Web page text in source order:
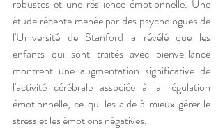
robustes et une résilience émotionnelle. Une
étude récente menée par des psychologues de
l'Université de Stanford a révélé que les
enfants qui sont traités avec bienveillance
montrent une augmentation significative de
l'activité cérébrale associée à la régulation
émotionnelle, ce qui les aide à mieux gérer le
stress et les émotions négatives.